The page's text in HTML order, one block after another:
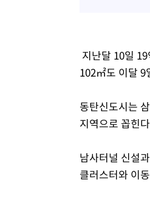
지난달 10일
102㎡도 이달 9
동탄신도시는
지역으로 꼽힌
남사터널 신설
클러스터와 이